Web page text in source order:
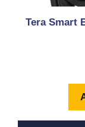
Tera Smart